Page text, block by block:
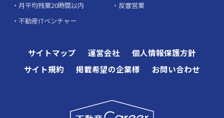
月平均残業20時間以内
反響営業
不動産ITベンチャー
サイトマップ 運営会社
個人情報保護方針
サイト規約
掲載希望の企業様 お問い合わせ